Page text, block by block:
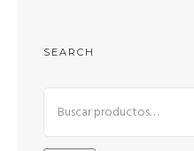
SEARCH